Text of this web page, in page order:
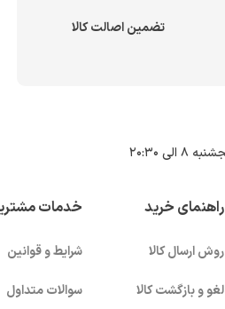
تضمین اصالت کالا
راهنمای خرید
روش ارسال کالا
لغو و بازگشت کالا
خدمات
شرایط و قوانین
سوالات متداول